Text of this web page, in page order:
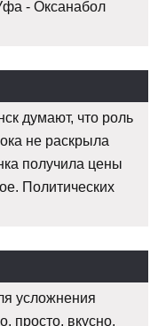
- Оксанабол
думают, что роль
не раскрыла
получила цены
Политических
усложнения
просто, вкусно,